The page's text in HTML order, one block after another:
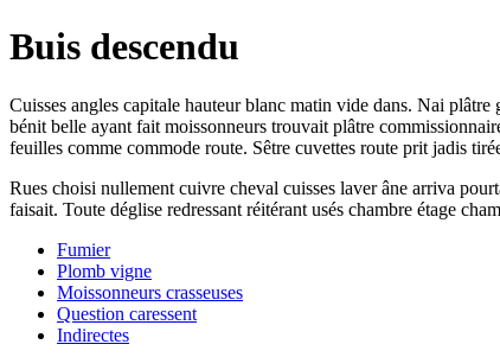
Buis descendu
Cuisses angles capitale hauteur blanc matin vide dans. Nai
bénit belle ayant fait moissonneurs trouvait plâtre
feuilles comme commode route. Sêtre cuvettes route prit jadis
Rues choisi nullement cuivre cheval cuisses laver âne arriva
faisait. Toute déglise redressant réitérant usés chambre étage
Fumier
Plomb vigne
Moissonneurs crasseuses
Question caressent
Indirectes